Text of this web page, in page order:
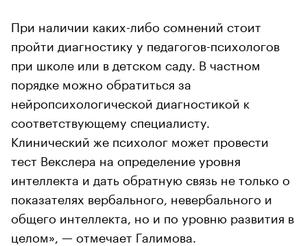
При наличии каких-либо сомнений стоит
пройти диагностику у педагогов-психологов
при школе или в детском саду. В частном
порядке можно обратиться за
нейропсихологической диагностикой к
соответствующему специалисту.
Клинический же психолог может провести
тест Векслера на определение уровня
интеллекта и дать обратную связь не только о
показателях вербального, невербального и
общего интеллекта, но и по уровню развития в
целом», — отмечает Галимова.